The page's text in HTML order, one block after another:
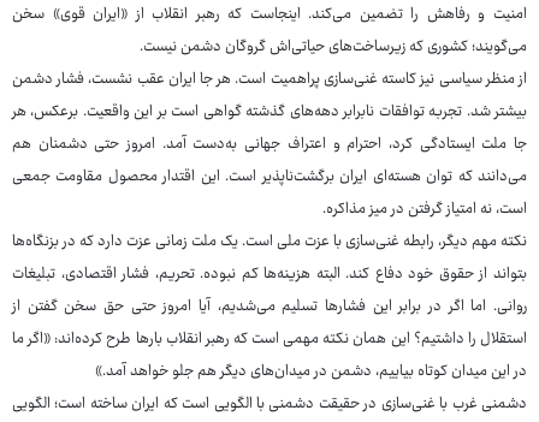
امنیت و رفاهش را تضمین می‌کند. اینجاست که رهبر انقلاب از «ایران قوی» سخن
می‌گویند؛ کشوری که زیرساخت‌های حیاتی‌اش گروگان دشمن نیست.
از منظر سیاسی نیز کاسته غنی‌سازی پراهمیت است. هر جا ایران عقب نشست، فشار دشمن
بیشتر شد. تجربه توافقات نابرابر دهه‌های گذشته گواهی است بر این واقعیت. برعکس، هر
جا ملت ایستادگی کرد، احترام و اعتراف جهانی به‌دست آمد. امروز حتی دشمنان هم
می‌دانند که توان هسته‌ای ایران برگشت‌ناپذیر است. این اقتدار محصول مقاومت جمعی
است، نه امتیاز گرفتن در میز مذاکره.
نکته مهم دیگر، رابطه غنی‌سازی با عزت ملی است. یک ملت زمانی عزت دارد که در بزنگاه‌ها
بتواند از حقوق خود دفاع کند. البته هزینه‌ها کم نبوده. تحریم، فشار اقتصادی، تبلیغات
روانی. اما اگر در برابر این فشارها تسلیم می‌شدیم، آیا امروز حتی حق سخن گفتن از
استقلال را داشتیم؟ این همان نکته مهمی است که رهبر انقلاب بارها طرح کرده‌اند: «اگر ما
در این میدان کوتاه بیاییم، دشمن در میدان‌های دیگر هم جلو خواهد آمد.»
دشمنی غرب با غنی‌سازی در حقیقت دشمنی با الگویی است که ایران ساخته است؛ الگویی